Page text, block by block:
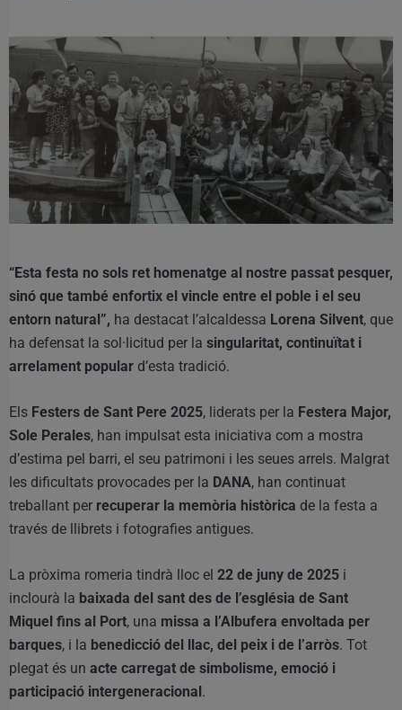
“Esta festa no sols ret homenatge al nostre passat pesquer,
sinó que també enfortix el vincle entre el poble i el seu
entorn natural”, ha destacat l’alcaldessa Lorena Silvent, que
ha defensat la sol·licitud per la singularitat, continuïtat i
arrelament popular d’esta tradició.
Els Festers de Sant Pere 2025, liderats per la Festera Major,
Sole Perales, han impulsat esta iniciativa com a mostra
d’estima pel barri, el seu patrimoni i les seues arrels. Malgrat
les dificultats provocades per la DANA, han continuat
treballant per recuperar la memòria històrica de la festa a
través de llibrets i fotografies antigues.
La pròxima romeria tindrà lloc el 22 de juny de 2025 i
inclourà la baixada del sant des de l’església de Sant
Miquel fins al Port, una missa a l’Albufera envoltada per
barques, i la benedicció del llac, del peix i de l’arròs. Tot
plegat és un acte carregat de simbolisme, emoció i
participació intergeneracional .